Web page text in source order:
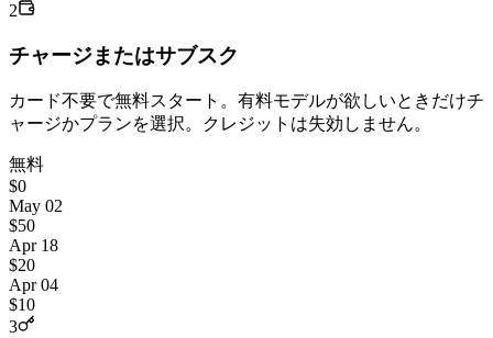
2
チャージまたはサブスク
カード不要で無料スタート。有料モデルが欲しいときだけチ
ャージかプランを選択。クレジットは失効しません。
無料
$0
May 02
$50
Apr 18
$20
Apr 04
$10
3